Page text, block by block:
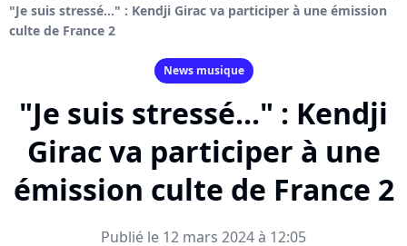
"Je suis stressé..." : Kendji Girac va participer à une émission
culte de France 2
News musique
"Je suis stressé..." : Kendji
Girac va participer à une
émission culte de France 2
Publié le 12 mars 2024 à 12:05